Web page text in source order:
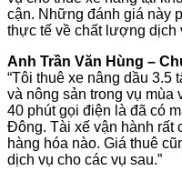
cận. Những đánh giá này
thực tế về chất lượng dịch
Anh Trần Văn Hùng –
“Tôi thuê xe nâng dầu 3.5
và nông sản trong vụ mùa
40 phút gọi điện là đã có
Đông. Tài xế vận hành rất
hàng hóa nào. Giá thuê
dịch vụ cho các vụ sau.”